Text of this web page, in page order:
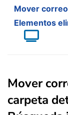
Mover
Elementos
Mover
carpeta